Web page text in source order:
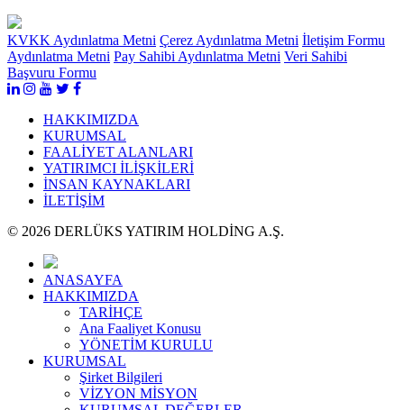
KVKK Aydınlatma Metni Çerez Aydınlatma Metni İletişim Formu
Aydınlatma Metni Pay Sahibi Aydınlatma Metni Veri Sahibi
Başvuru Formu
HAKKIMIZDA
KURUMSAL
FAALİYET ALANLARI
YATIRIMCI İLİŞKİLERİ
İNSAN KAYNAKLARI
İLETİŞİM
© 2026 DERLÜKS YATIRIM HOLDİNG A.Ş.
ANASAYFA
HAKKIMIZDA
TARİHÇE
Ana Faaliyet Konusu
YÖNETİM KURULU
KURUMSAL
Şirket Bilgileri
VİZYON MİSYON